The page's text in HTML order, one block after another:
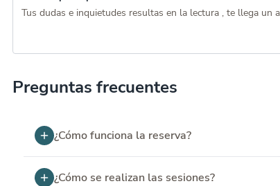
Tus dudas e inquietudes resultas en la lectura , te llega un
Preguntas frecuentes
¿Cómo funciona la reserva?
¿Cómo se realizan las sesiones?